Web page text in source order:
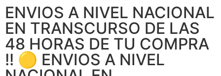
ENVIOS A NIVEL NACIONAL
EN TRANSCURSO DE LAS
48 HORAS DE TU COMPRA
!! 🟡 ENVIOS A NIVEL